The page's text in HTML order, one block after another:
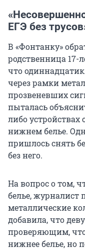
ЕГЭ без
В «Фонтанку»
родственница 17-
что
через рамки
прозвеневших
пыталась
либо устройствах
нижнем белье.
пришлось снять
без него.
На вопрос о том,
белье, журналист
металлические
добавила, что
проверяющим,
нижнее белье, но